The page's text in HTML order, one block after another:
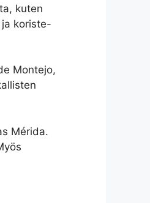
kuten
koriste-
Montejo,
Mérida.